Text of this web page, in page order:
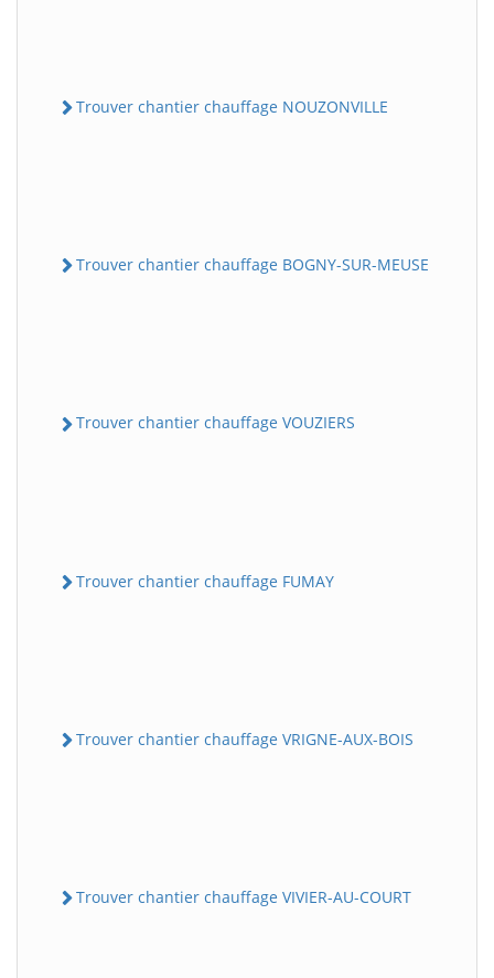
Trouver chantier chauffage NOUZONVILLE
Trouver chantier chauffage BOGNY-SUR-MEUSE
Trouver chantier chauffage VOUZIERS
Trouver chantier chauffage FUMAY
Trouver chantier chauffage VRIGNE-AUX-BOIS
Trouver chantier chauffage VIVIER-AU-COURT